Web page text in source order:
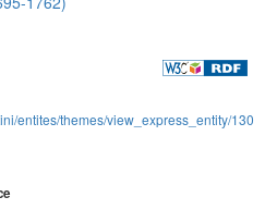
entites/themes/view_express_entity/130